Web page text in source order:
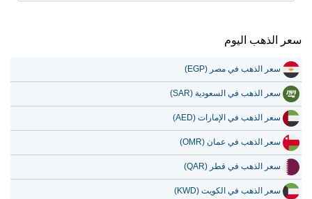
سعر الذهب اليوم
سعر الذهب في مصر (EGP)
سعر الذهب في السعودية (SAR)
سعر الذهب في الإمارات (AED)
سعر الذهب في عمان (OMR)
سعر الذهب في قطر (QAR)
سعر الذهب في الكويت (KWD)